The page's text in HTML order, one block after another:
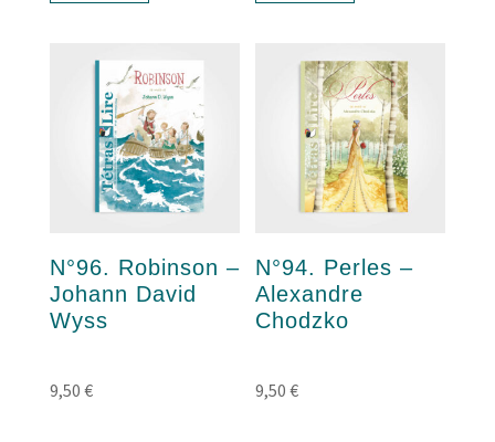
N°96. Robinson –
Johann David
Wyss
9,50 €
N°94. Perles –
Alexandre
Chodzko
9,50€